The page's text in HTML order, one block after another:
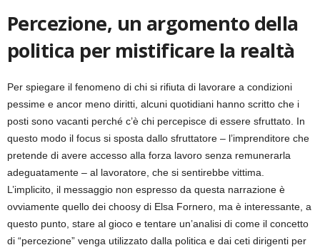
Percezione, un argomento della
politica per mistificare la realtà
Per spiegare il fenomeno di chi si rifiuta di lavorare a condizioni
pessime e ancor meno diritti, alcuni quotidiani hanno scritto che i
posti sono vacanti perché c’è chi percepisce di essere sfruttato. In
questo modo il focus si sposta dallo sfruttatore – l’imprenditore che
pretende di avere accesso alla forza lavoro senza remunerarla
adeguatamente – al lavoratore, che si sentirebbe vittima.
L’implicito, il messaggio non espresso da questa narrazione è
ovviamente quello dei choosy di Elsa Fornero, ma è interessante, a
questo punto, stare al gioco e tentare un’analisi di come il concetto
di “percezione” venga utilizzato dalla politica e dai ceti dirigenti per